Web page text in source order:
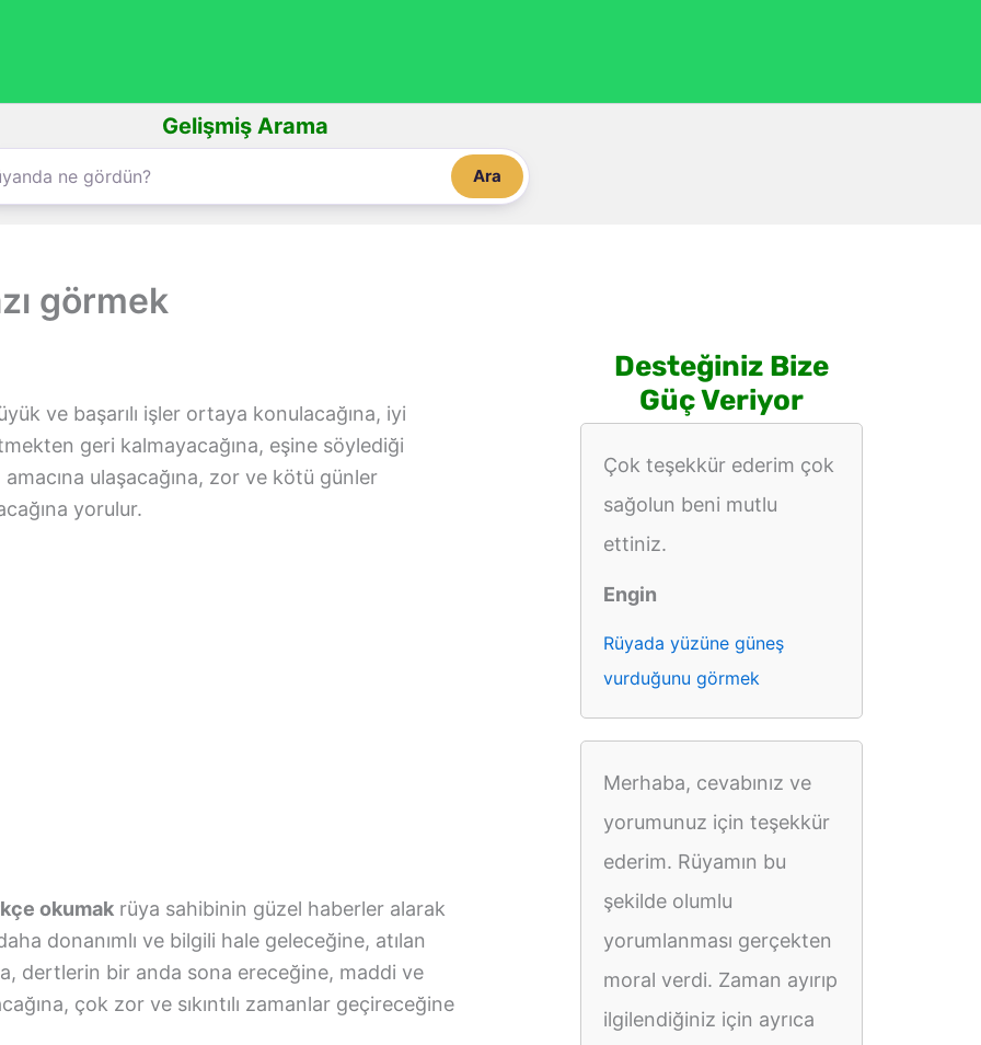
Gelişmiş Arama
Ara
görmek
ve başarılı işler ortaya konulacağına, iyi
geri kalmayacağına, eşine söylediği
ulaşacağına, zor ve kötü günler
yorulur.
okumak rüya sahibinin güzel haberler alarak
donanımlı ve bilgili hale geleceğine, atılan
dertlerin bir anda sona ereceğine, maddi ve
çok zor ve sıkıntılı zamanlar geçireceğine
Desteğiniz Bize
Güç Veriyor
Çok teşekkür ederim çok
sağolun beni mutlu
ettiniz.
Engin
Rüyada yüzüne güneş
vurduğunu görmek
Merhaba, cevabınız ve
yorumunuz için teşekkür
ederim. Rüyamın bu
şekilde olumlu
yorumlanması gerçekten
moral verdi. Zaman ayırıp
ilgilendiğiniz için ayrıca